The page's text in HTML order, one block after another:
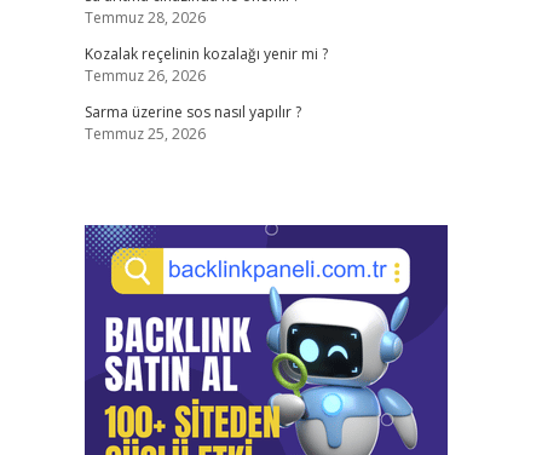
Temmuz 28, 2026
Kozalak reçelinin kozalağı yenir mi ?
Temmuz 26, 2026
Sarma üzerine sos nasıl yapılır ?
Temmuz 25, 2026